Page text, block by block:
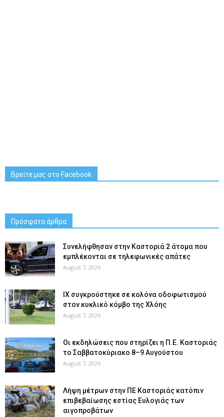
Βρείτε μας στο Facebook
Πρόσφατα άρθρα
Συνελήφθησαν στην Καστοριά 2 άτομα που
εμπλέκονται σε τηλεφωνικές απάτες
August 7, 2026
ΙΧ συγκρούστηκε σε κολόνα οδοφωτισμού
στον κυκλικό κόμβο της Χλόης
August 7, 2026
Οι εκδηλώσεις που στηρίζει η Π.Ε. Καστοριάς
το Σαββατοκύριακο 8–9 Αυγούστου
August 7, 2026
Λήψη μέτρων στην ΠΕ Καστοριάς κατόπιν
επιβεβαίωσης εστίας Ευλογιάς των
αιγοπροβάτων